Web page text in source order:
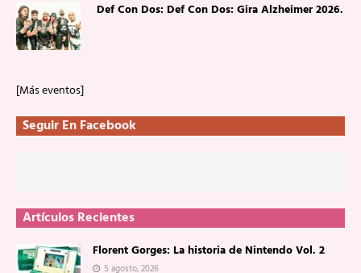
Def Con Dos: Def Con Dos: Gira Alzheimer 2026.
[Más eventos]
Seguir En Facebook
Artículos Recientes
Florent Gorges: La historia de Nintendo Vol. 2
5 agosto, 2026